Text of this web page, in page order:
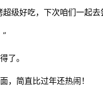
级好吃，下次咱们一起去
了。
，简直比过年还热闹！